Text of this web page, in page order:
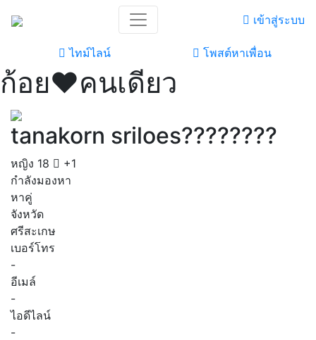
เข้าสู่ระบบ
ไทม์ไลน์ โพสต์หาเพื่อน
ก้อย♥️คนเดียว
tanakorn sriloes????????
หญิง 18
+1
กำลังมองหา
หาคู่
จังหวัด
ศรีสะเกษ
เบอร์โทร
-
อีเมล์
-
ไอดีไลน์
-